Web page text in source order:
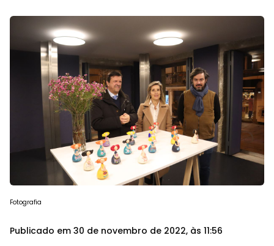
Fotografia
Publicado em 30 de novembro de 2022, às 11:56